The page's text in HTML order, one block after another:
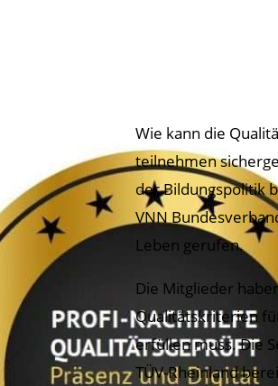
Wie kann die
teilnehmen
der Bildungspolitik
VNN
Leben gerufen.
Die Mitglieder
Qualitätskriterien
erfüllen muss. Die
TÜV-Rheinland